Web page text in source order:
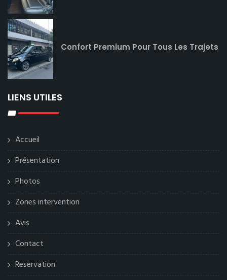
Confort Premium Pour Tous Les Trajets
LIENS UTILES
Accueil
Présentation
Photos
Zones intervention
Avis
Contact
Reservation